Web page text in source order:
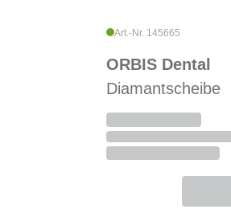
Art.-Nr. 145665
ORBIS Dental
Diamantscheibe